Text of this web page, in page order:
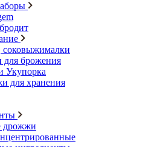
соковыжималки
для брожения
Укупорка
для хранения
дрожжи